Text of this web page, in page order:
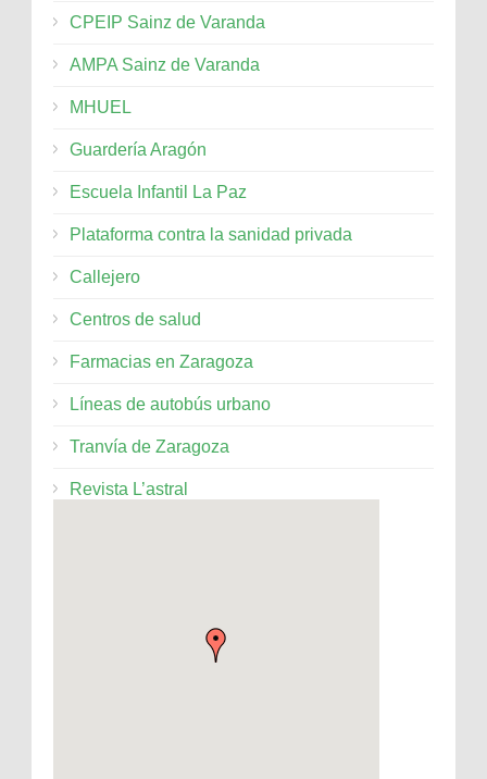
CPEIP Sainz de Varanda
AMPA Sainz de Varanda
MHUEL
Guardería Aragón
Escuela Infantil La Paz
Plataforma contra la sanidad privada
Callejero
Centros de salud
Farmacias en Zaragoza
Líneas de autobús urbano
Tranvía de Zaragoza
Revista L’astral